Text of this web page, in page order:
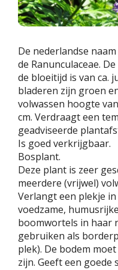
De nederlandse naam
de Ranunculaceae.
de bloeitijd is van ca.
bladeren zijn groen
volwassen hoogte
cm. Verdraagt een
geadviseerde
Is goed verkrijgbaar.
Bosplant.
Deze plant is zeer
meerdere (vrijwel)
Verlangt een plekje
voedzame,
boomwortels in haar
gebruiken als
plek). De bodem
zijn. Geeft een goede